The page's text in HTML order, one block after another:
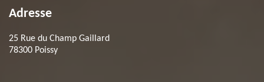
Adresse
25 Rue du Champ Gaillard
78300 Poissy